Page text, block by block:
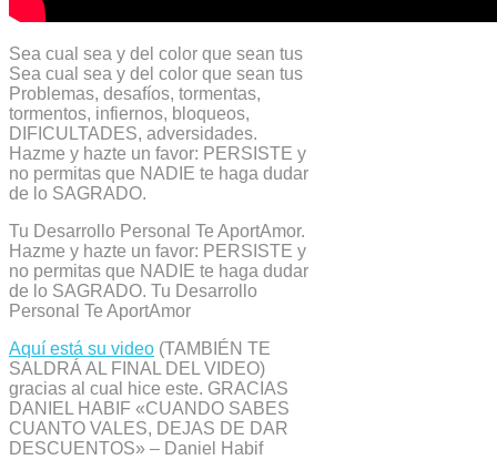
Sea cual sea y del color que sean tus
Sea cual sea y del color que sean tus
Problemas, desafíos, tormentas,
tormentos, infiernos, bloqueos,
DIFICULTADES, adversidades.
Hazme y hazte un favor: PERSISTE y
no permitas que NADIE te haga dudar
de lo SAGRADO.
Tu Desarrollo Personal Te AportAmor.
Hazme y hazte un favor: PERSISTE y
no permitas que NADIE te haga dudar
de lo SAGRADO. Tu Desarrollo
Personal Te AportAmor
Aquí está su video (TAMBIÉN TE
SALDRÁ AL FINAL DEL VIDEO)
gracias al cual hice este. GRACIAS
DANIEL HABIF «CUANDO SABES
CUANTO VALES, DEJAS DE DAR
DESCUENTOS» – Daniel Habif